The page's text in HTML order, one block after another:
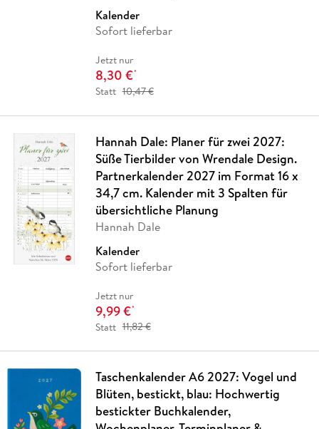
Kalender
Sofort lieferbar
Jetzt nur
8,30 €*
Statt 10,47 €
Hannah Dale: Planer für zwei 2027:
Süße Tierbilder von Wrendale Design.
Partnerkalender 2027 im Format 16 x
34,7 cm. Kalender mit 3 Spalten für
übersichtliche Planung
Hannah Dale
Kalender
Sofort lieferbar
Jetzt nur
9,99 €*
Statt 11,82 €
Taschenkalender A6 2027: Vogel und
Blüten, bestickt, blau: Hochwertig
bestickter Buchkalender,